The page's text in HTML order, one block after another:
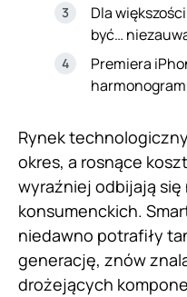
Dla
być…
Premiera
Rynek
okres, a rosnące
wyraźniej odbijają
konsumenckich.
niedawno potrafiły
generację, znów
drożejących